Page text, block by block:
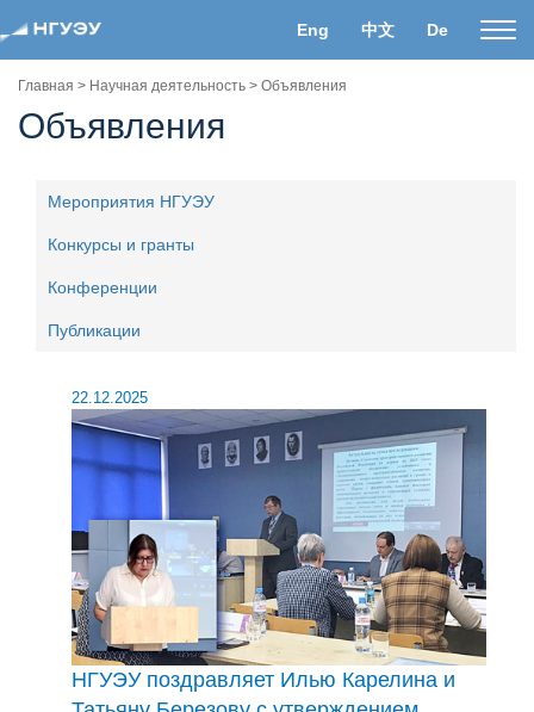
Eng 中文 De
Главная > Научная деятельность > Объявления
Объявления
Мероприятия НГУЭУ
Конкурсы и гранты
Конференции
Публикации
22.12.2025
НГУЭУ поздравляет Илью Карелина и